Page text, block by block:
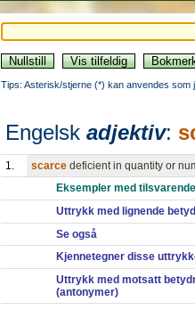
Tips: Asterisk/stjerne (*) kan anvendes som
Engelsk adjektiv:
1. scarce deficient in quantity or
Eksempler med
Uttrykk med lignende
Se også
Kjennetegner disse
Uttrykk med motsatt
(antonymer)